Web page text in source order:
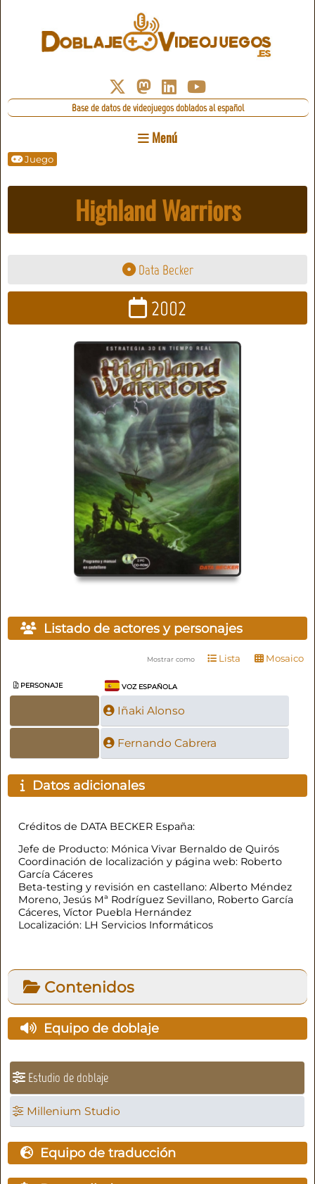
Base de datos de videojuegos doblados al español
Menú
Juego
Highland Warriors
Data Becker
2002
Listado de actores y personajes
Mostrar como Lista Mosaico
PERSONAJE VOZ ESPAÑOLA
Iñaki Alonso
Fernando Cabrera
Datos adicionales
Créditos de DATA BECKER España:
Jefe de Producto: Mónica Vivar Bernaldo de Quirós
Coordinación de localización y página web: Roberto
García Cáceres
Beta-testing y revisión en castellano: Alberto Méndez
Moreno, Jesús Mª Rodríguez Sevillano, Roberto García
Cáceres, Víctor Puebla Hernández
Localización: LH Servicios Informáticos
Contenidos
Equipo de doblaje
Estudio de doblaje
Millenium Studio
Equipo de traducción